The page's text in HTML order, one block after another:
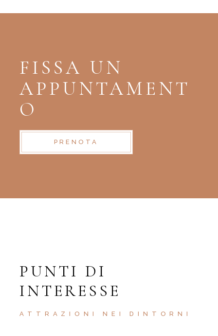
FISSA UN
APPUNTAMENT
O
PRENOTA
PUNTI DI
INTERESSE
ATTRAZIONI NEI DINTORNI